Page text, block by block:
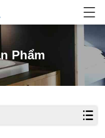
Phẩm